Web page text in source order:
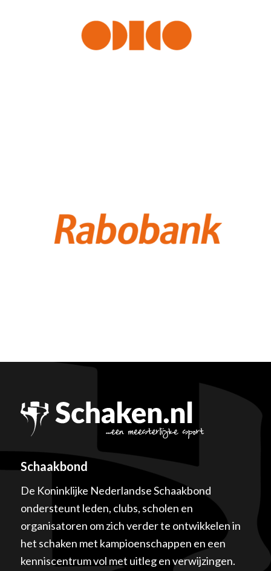
Schaakbond
De Koninklijke Nederlandse Schaakbond
ondersteunt leden, clubs, scholen en
organisatoren om zich verder te ontwikkelen in
het schaken met kampioenschappen en een
kenniscentrum vol met uitleg en verwijzingen.